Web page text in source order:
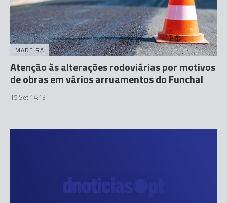
MADEIRA
Atenção às alterações rodoviárias por motivos
de obras em vários arruamentos do Funchal
15 Set 14:13